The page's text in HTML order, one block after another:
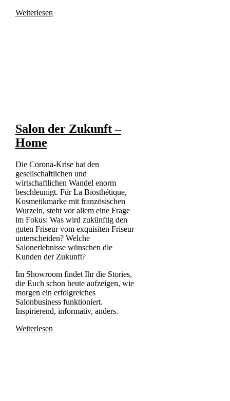
Weiterlesen
Salon der Zukunft –
Home
Die Corona-Krise hat den
gesellschaftlichen und
wirtschaftlichen Wandel enorm
beschleunigt. Für La Biosthétique,
Kosmetikmarke mit französischen
Wurzeln, steht vor allem eine Frage
im Fokus: Was wird zukünftig den
guten Friseur vom exquisiten Friseur
unterscheiden? Welche
Salonerlebnisse wünschen die
Kunden der Zukunft?
Im Showroom findet Ihr die Stories,
die Euch schon heute aufzeigen, wie
morgen ein erfolgreiches
Salonbusiness funktioniert.
Inspirierend, informativ, anders.
Weiterlesen